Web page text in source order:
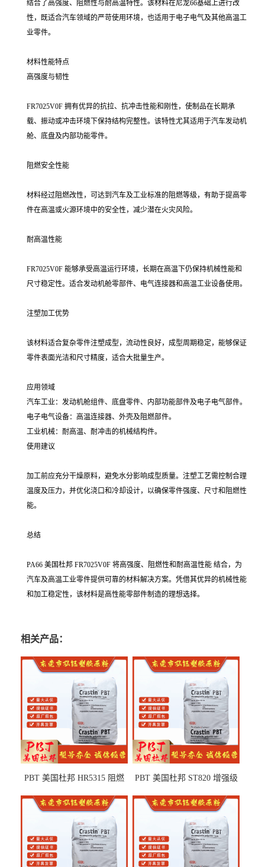
结合了高强度、阻燃性与耐高温特性。该材料在尼龙66基础上进行改
性，既适合汽车领域的严苛使用环境，也适用于电子电气及其他高温工
业零件。
材料性能特点
高强度与韧性
FR7025V0F 拥有优异的抗拉、抗冲击性能和刚性，使制品在长期承
载、振动或冲击环境下保持结构完整性。该特性尤其适用于汽车发动机
舱、底盘及内部功能零件。
阻燃安全性能
材料经过阻燃改性，可达到汽车及工业标准的阻燃等级，有助于提高零
件在高温或火源环境中的安全性，减少潜在火灾风险。
耐高温性能
FR7025V0F 能够承受高温运行环境，长期在高温下仍保持机械性能和
尺寸稳定性。适合发动机舱零部件、电气连接器和高温工业设备使用。
注塑加工优势
该材料适合复杂零件注塑成型，流动性良好，成型周期稳定，能够保证
零件表面光洁和尺寸精度，适合大批量生产。
应用领域
汽车工业：发动机舱组件、底盘零件、内部功能部件及电子电气部件。
电子电气设备：高温连接器、外壳及阻燃部件。
工业机械：耐高温、耐冲击的机械结构件。
使用建议
加工前应充分干燥原料，避免水分影响成型质量。注塑工艺需控制合理
温度及压力，并优化浇口和冷却设计，以确保零件强度、尺寸和阻燃性
能。
总结
PA66 美国杜邦 FR7025V0F 将高强度、阻燃性和耐高温性能 结合，为
汽车及高温工业零件提供可靠的材料解决方案。凭借其优异的机械性能
和加工稳定性，该材料是高性能零部件制造的理想选择。
相关产品：
PBT 美国杜邦 HR5315 阻燃
部件
PBT 美国杜邦 ST820 增强级